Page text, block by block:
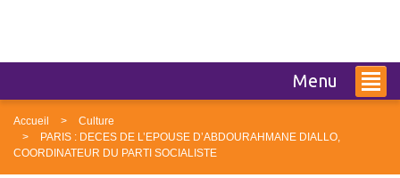
Menu
Accueil
Culture
PARIS : DECES DE L’EPOUSE D’ABDOURAHMANE DIALLO,
COORDINATEUR DU PARTI SOCIALISTE